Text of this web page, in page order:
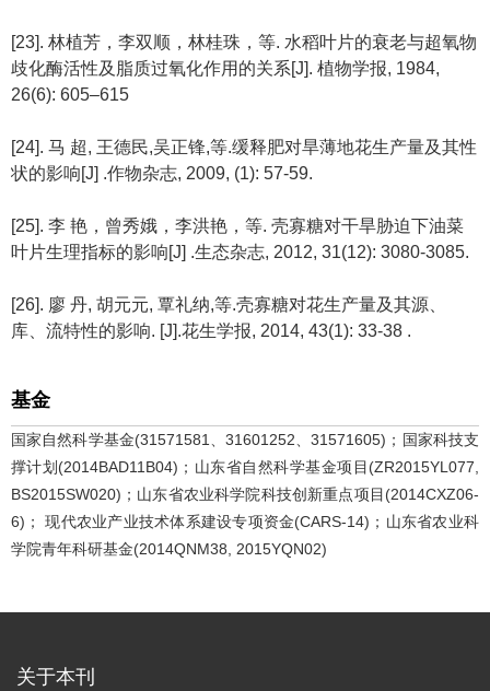
[23]. 林植芳，李双顺，林桂珠，等. 水稻叶片的衰老与超氧物
歧化酶活性及脂质过氧化作用的关系[J]. 植物学报, 1984,
26(6): 605–615
[24]. 马 超, 王德民,吴正锋,等.缓释肥对旱薄地花生产量及其性
状的影响[J] .作物杂志, 2009, (1): 57-59.
[25]. 李 艳，曾秀娥，李洪艳，等. 壳寡糖对干旱胁迫下油菜
叶片生理指标的影响[J] .生态杂志, 2012, 31(12): 3080-3085.
[26]. 廖 丹, 胡元元, 覃礼纳,等.壳寡糖对花生产量及其源、
库、流特性的影响. [J].花生学报, 2014, 43(1): 33-38 .
基金
国家自然科学基金(31571581、31601252、31571605)；国家科技支
撑计划(2014BAD11B04)；山东省自然科学基金项目(ZR2015YL077,
BS2015SW020)；山东省农业科学院科技创新重点项目(2014CXZ06-
6)； 现代农业产业技术体系建设专项资金(CARS-14)；山东省农业科
学院青年科研基金(2014QNM38, 2015YQN02)
关于本刊